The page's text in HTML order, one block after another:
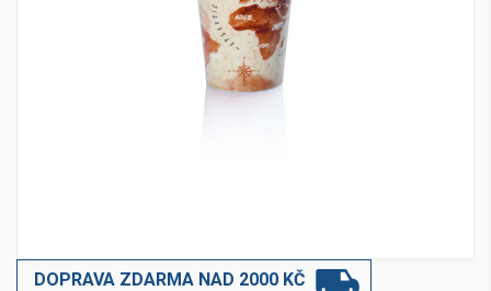
DOPRAVA ZDARMA NAD 2000 KČ